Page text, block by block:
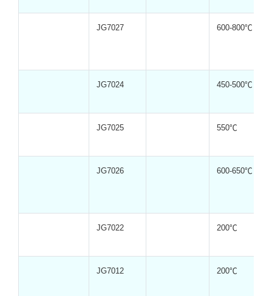
JG7027 600-800℃
JG7024 450-500℃
JG7025 550℃
JG7026 600-650℃
JG7022 200℃
JG7012 200℃